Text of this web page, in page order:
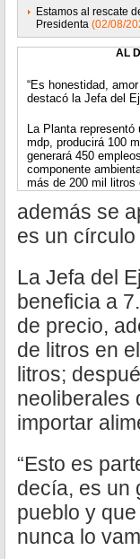
Estamos al rescate
Presidenta (02/08/
AL
“Es honestidad,
destacó la Jefa del
La Planta
mdp, producirá 100
generará 450
componente
más de 200 mil litros
además se
es un
La Jefa del
beneficia a
de precio,
de litros en
litros;
neoliberales
importar
“Esto es
decía, es un
pueblo y
nunca lo